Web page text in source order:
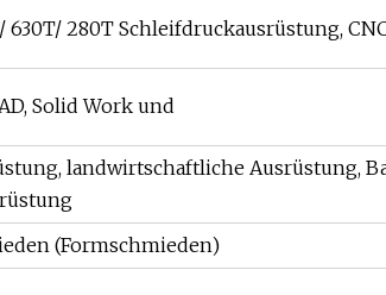
630T/ 280T Schleifdruckausrüstung,
Solid Work und
landwirtschaftliche Ausrüstung,
(Formschmieden)